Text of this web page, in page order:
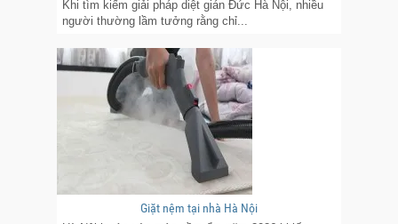
Khi tìm kiếm giải pháp diệt gián Đức Hà Nội, nhiều
người thường lầm tưởng rằng chỉ...
Giặt nệm tại nhà Hà Nội